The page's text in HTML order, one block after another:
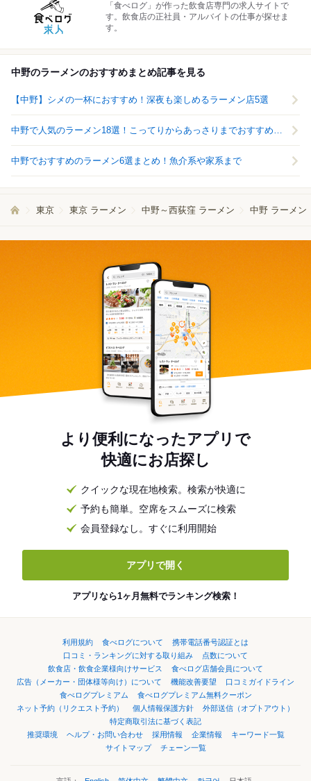
「食べログ」が作った飲食店専門の求人サイトで
す。飲食店の正社員・アルバイトの仕事が探せま
す。
中野のラーメンのおすすめまとめ記事を見る
【中野】シメの一杯におすすめ！深夜も楽しめるラーメン店5選
中野で人気のラーメン18選！こってりからあっさりまでおすすめ店を紹介
中野でおすすめのラーメン6選まとめ！魚介系や家系まで
東京 東京 ラーメン 中野～西荻窪 ラーメン 中野 ラーメン
より便利になったアプリで
快適にお店探し
クイックな現在地検索。検索が快適に
予約も簡単。空席をスムーズに検索
会員登録なし。すぐに利用開始
アプリで開く
アプリなら1ヶ月無料でランキング検索！
利用規約 食べログについて
携帯電話番号認証とは
口コミ・ランキングに対する取り組み
点数について
飲食店・飲食企業様向けサービス
食べログ店舗会員について
広告（メーカー・団体様等向け）について
機能改善要望
口コミガイドライン
食べログプレミアム
食べログプレミアム無料クーポン
ネット予約（リクエスト予約）
個人情報保護方針
外部送信（オプトアウト）
特定商取引法に基づく表記
推奨環境
ヘルプ・お問い合わせ 採用情報 企業情報
キーワード一覧
サイトマップ
チェーン一覧